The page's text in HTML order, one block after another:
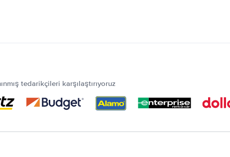
tedarikçileri karşılaştırıyoruz